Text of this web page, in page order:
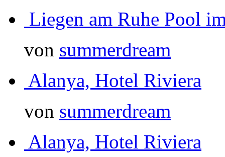
Liegen am Ruhe Pool
von summerdream
Alanya, Hotel Riviera
von summerdream
Alanya, Hotel Riviera